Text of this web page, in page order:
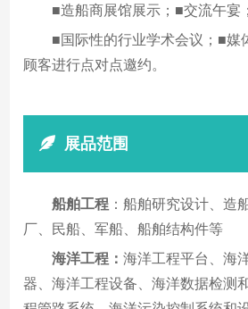
■造船商展馆展示；■交流午宴；
■国际性的行业学术会议；■媒
顾客进行点对点邀约。
展品范围
船舶工程 ：船舶研究设计、造
厂、民船、军船、船舶结构件等
海洋工程：海洋工程平台、海
器、海洋工程设备、海洋数据检测